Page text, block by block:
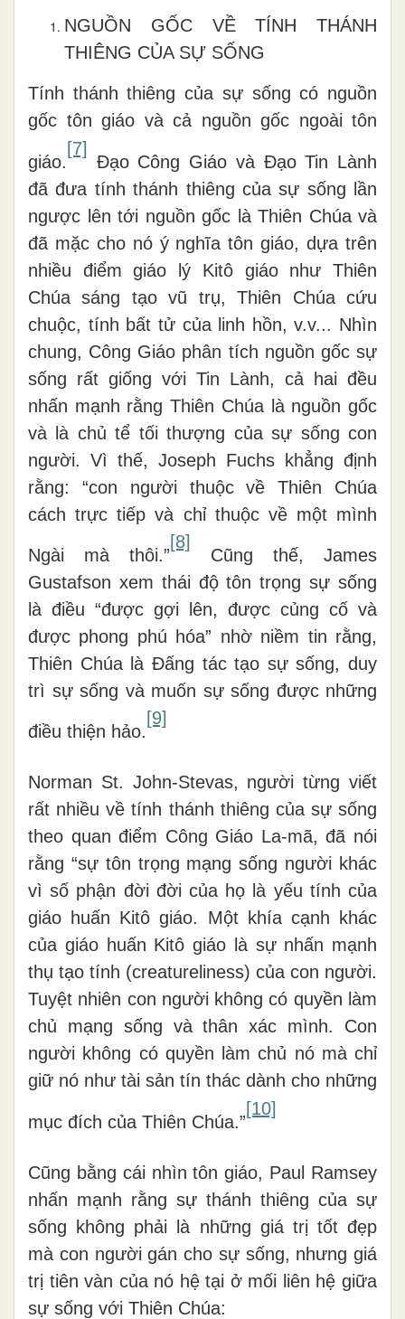
NGUỒN GỐC VỀ TÍNH THÁNH
THIÊNG CỦA SỰ SỐNG
Tính thánh thiêng của sự sống có nguồn
gốc tôn giáo và cả nguồn gốc ngoài tôn
giáo.
[7]
Đạo Công Giáo và Đạo Tin Lành
đã đưa tính thánh thiêng của sự sống lần
ngược lên tới nguồn gốc là Thiên Chúa và
đã mặc cho nó ý nghĩa tôn giáo, dựa trên
nhiều điểm giáo lý Kitô giáo như Thiên
Chúa sáng tạo vũ trụ, Thiên Chúa cứu
chuộc, tính bất tử của linh hồn, v.v... Nhìn
chung, Công Giáo phân tích nguồn gốc sự
sống rất giống với Tin Lành, cả hai đều
nhấn mạnh rằng Thiên Chúa là nguồn gốc
và là chủ tể tối thượng của sự sống con
người. Vì thế, Joseph Fuchs khẳng định
rằng: “con người thuộc về Thiên Chúa
cách trực tiếp và chỉ thuộc về một mình
Ngài mà thôi.”
[8]
Cũng thế, James
Gustafson xem thái độ tôn trọng sự sống
là điều “được gợi lên, được củng cố và
được phong phú hóa” nhờ niềm tin rằng,
Thiên Chúa là Đấng tác tạo sự sống, duy
trì sự sống và muốn sự sống được những
điều thiện hảo.
[9]
Norman St. John-Stevas, người từng viết
rất nhiều về tính thánh thiêng của sự sống
theo quan điểm Công Giáo La-mã, đã nói
rằng “sự tôn trọng mạng sống người khác
vì số phận đời đời của họ là yếu tính của
giáo huấn Kitô giáo. Một khía cạnh khác
của giáo huấn Kitô giáo là sự nhấn mạnh
thụ tạo tính (creatureliness) của con người.
Tuyệt nhiên con người không có quyền làm
chủ mạng sống và thân xác mình. Con
người không có quyền làm chủ nó mà chỉ
giữ nó như tài sản tín thác dành cho những
mục đích của Thiên Chúa.”
[10]
Cũng bằng cái nhìn tôn giáo, Paul Ramsey
nhấn mạnh rằng sự thánh thiêng của sự
sống không phải là những giá trị tốt đẹp
mà con người gán cho sự sống, nhưng giá
trị tiên vàn của nó hệ tại ở mối liên hệ giữa
sự sống với Thiên Chúa: